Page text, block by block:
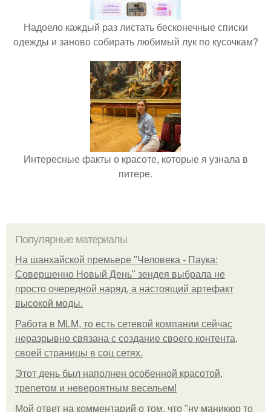
Надоело каждый раз листать бесконечные списки
одежды и заново собирать любимый лук по кусочкам?
Интересные факты о красоте, которые я узнала в
питере.
Популярные материалы
На шанхайской премьере "Человека - Паука:
Совершенно Новый День" зендея выбрала не
просто очередной наряд, а настоящий артефакт
высокой моды.
Работа в MLM, то есть сетевой компании сейчас
неразрывно связана с создание своего контента,
своей страницы в соц сетях.
Этот день был наполнен особенной красотой,
трепетом и невероятным весельем!
Мой ответ на комментарий о том, что "ну маникюр то